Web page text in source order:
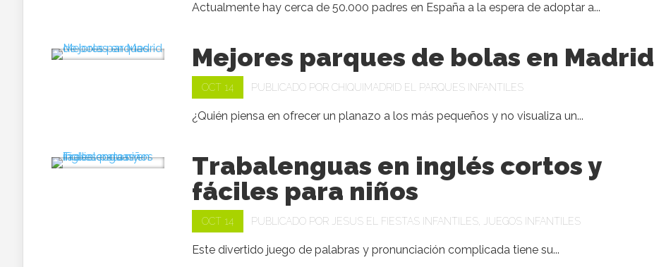
Actualmente hay cerca de 50.000 padres en España a la espera de adoptar a...
Mejores parques de bolas en Madrid
OCT 14 PUBLICADO POR CHIQUIMADRID EL PARQUES INFANTILES
¿Quién piensa en ofrecer un planazo a los más pequeños y no visualiza un...
Trabalenguas en inglés cortos y
fáciles para niños
OCT 14 PUBLICADO POR JESUS EL FIESTAS INFANTILES JUEGOS INFANTILES
Este divertido juego de palabras y pronunciación complicada tiene su...